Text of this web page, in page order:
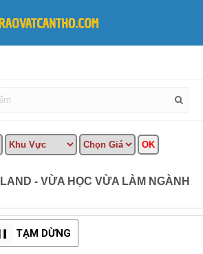
- VỪA HỌC VỪA LÀM NGÀNH
TẠM DỪNG